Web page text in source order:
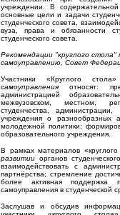
учреждении. В
основные цели и задачи
студенческого совета,
вуза, права и обязанности
студенческого совета.
Рекомендации "круглого стола"
самоуправлению, Совет
Участники «Круглого
самоуправления относят:
администрацией
межвузовском, местном,
студенчества, администрации,
учреждения о разнообразных
молодежной политики;
образовательного учреждения.
В рамках материалов
развитииорганов
взаимодействовать с
партнёрства; стремление
более активная поддержка
самоуправления в студенческой
Заслушав и обсудив